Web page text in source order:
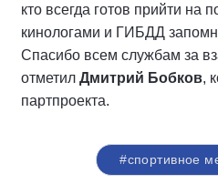
кто всегда готов прийти на
кинологами и ГИБДД
Спасибо всем службам за
отметил Дмитрий Бобков,
партпроекта.
#спортивное